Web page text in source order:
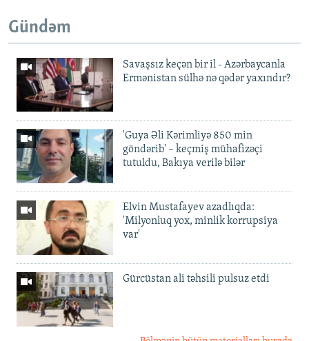
Gündəm
Savaşsız keçən bir il - Azərbaycanla
Ermənistan sülhə nə qədər yaxındır?
'Guya Əli Kərimliyə 850 min
göndərib' – keçmiş mühafizəçi
tutuldu, Bakıya verilə bilər
Elvin Mustafayev azadlıqda:
'Milyonluq yox, minlik korrupsiya
var'
Gürcüstan ali təhsili pulsuz etdi